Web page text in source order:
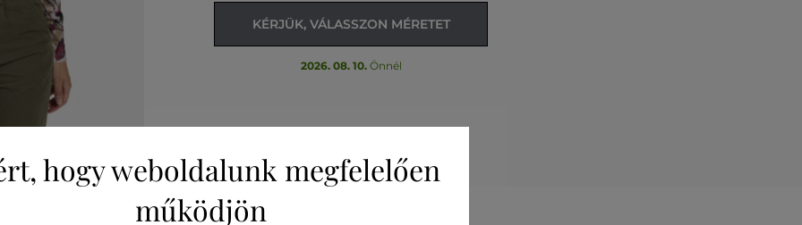
KÉRJÜK, VÁLASSZON MÉRETET
2026. 08. 10.Önnél
hogy weboldalunk megfelelően
működjön